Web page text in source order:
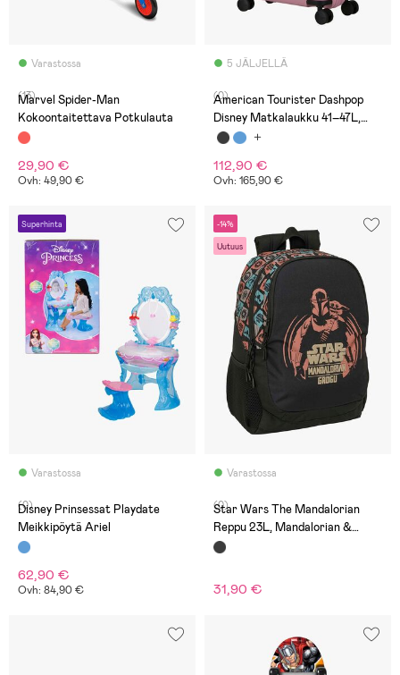
Varastossa
(13)
Marvel Spider-Man
Kokoontaitettava Potkulauta
29,90 €
Ovh: 49,90 €
5 JÄLJELLÄ
(0)
American Tourister Dashpop
Disney Matkalaukku 41–47L,
Minnie Bubbles
112,90 €
Ovh: 165,90 €
Superhinta
Varastossa
(0)
Disney Prinsessat Playdate
Meikkipöytä Ariel
62,90 €
Ovh: 84,90 €
-14%
Uutuus
Varastossa
(0)
Star Wars The Mandalorian
Reppu 23L, Mandalorian &
Grogu
31,90 €